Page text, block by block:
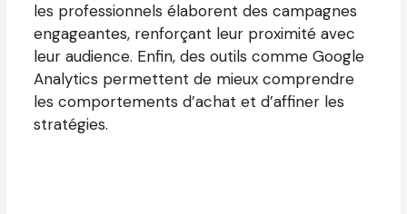
les professionnels élaborent des campagnes
engageantes, renforçant leur proximité avec
leur audience. Enfin, des outils comme Google
Analytics permettent de mieux comprendre
les comportements d’achat et d’affiner les
stratégies.